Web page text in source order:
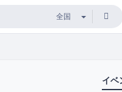
イベ